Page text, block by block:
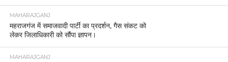
MAHARAJGANJ
महराजगंज में समाजवादी पार्टी का प्रदर्शन, गैस संकट को
लेकर जिलाधिकारी को सौंपा ज्ञापन।
MAHARAJGANJ